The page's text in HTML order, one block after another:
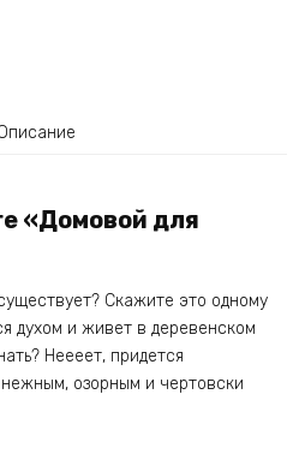
«Домовой для
Скажите это одному
духом и живет в деревенском
Неееет, придется
озорным и чертовски